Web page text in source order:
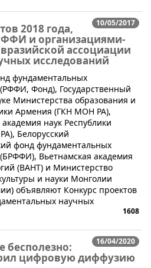
10/05/2017
2018 года,
и организациями-
ассоциации
исследований
фундаментальных
Фонд), Государственный
Министерства образования и
Армения (ГКН МОН РА),
наук Республики
Белорусский
фонд фундаментальных
Вьетнамская академия
(ВАНТ) и Министерство
и науки Монголии
объявляют Конкурс проектов
научных
1608
16/04/2020
бесполезно:
цифровую диффузию